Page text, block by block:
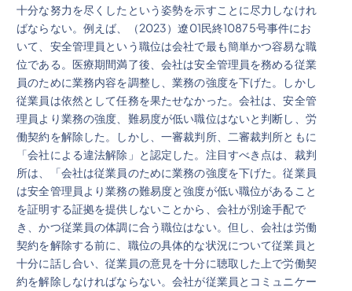
十分な努力を尽くしたという姿勢を示すことに尽力しなけれ
ばならない。例えば、（2023）遼01民終10875号事件にお
いて、安全管理員という職位は会社で最も簡単かつ容易な職
位である。医療期間満了後、会社は安全管理員を務める従業
員のために業務内容を調整し、業務の強度を下げた。しかし
従業員は依然として任務を果たせなかった。会社は、安全管
理員より業務の強度、難易度が低い職位はないと判断し、労
働契約を解除した。しかし、一審裁判所、二審裁判所ともに
「会社による違法解除」と認定した。注目すべき点は、裁判
所は、「会社は従業員のために業務の強度を下げた。従業員
は安全管理員より業務の難易度と強度が低い職位があること
を証明する証拠を提供しないことから、会社が別途手配で
き、かつ従業員の体調に合う職位はない。但し、会社は労働
契約を解除する前に、職位の具体的な状況について従業員と
十分に話し合い、従業員の意見を十分に聴取した上で労働契
約を解除しなければならない。会社が従業員とコミュニケー